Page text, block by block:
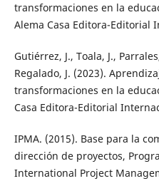
transformaciones en la
Alema Casa Editora-Editorial
Gutiérrez, J., Toala, J.,
Regalado, J. (2023).
transformaciones en la
Casa Editora-Editorial
IPMA. (2015). Base para la
dirección de proyectos,
International Project